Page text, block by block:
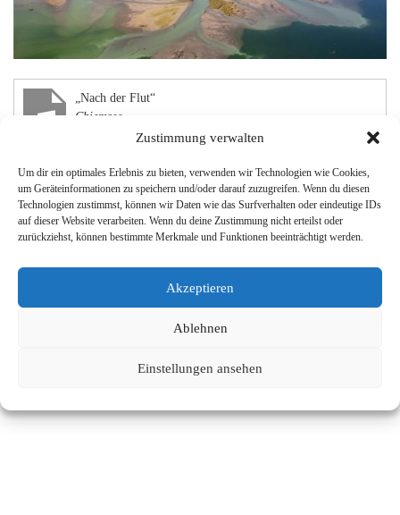
Zustimmung verwalten
Um dir ein optimales Erlebnis zu bieten, verwenden wir Technologien wie Cookies,
um Geräteinformationen zu speichern und/oder darauf zuzugreifen. Wenn du diesen
Technologien zustimmst, können wir Daten wie das Surfverhalten oder eindeutige IDs
auf dieser Website verarbeiten. Wenn du deine Zustimmung nicht erteilst oder
zurückziehst, können bestimmte Merkmale und Funktionen beeinträchtigt werden.
Akzeptieren
Ablehnen
Einstellungen ansehen
„Nach der Flut“
Chiemsee
Player
00:00 00:00
1.Nach der Flut
1:11
2.Geheimnisvolle Blüte
wildlife documentary, 2x43min
director: Jan Haft
production: nautilusfilm